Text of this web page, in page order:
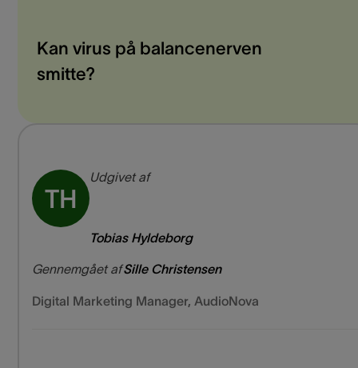
Kan virus på balancenerven
smitte?
TH
Udgivet af
Tobias Hyldeborg
Gennemgået afSille Christensen
Digital Marketing Manager, AudioNova